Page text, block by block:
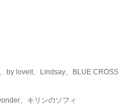
by loveit、Lindsay、BLUE CROSS
、キリンのソフィ